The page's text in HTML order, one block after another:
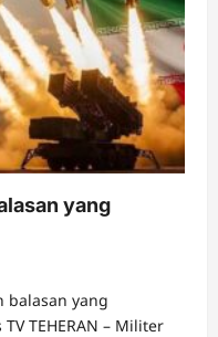
yang
yang
TEHERAN – Militer